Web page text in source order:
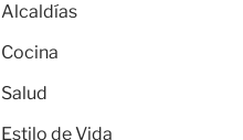
Alcaldías
Cocina
Salud
Estilo de Vida